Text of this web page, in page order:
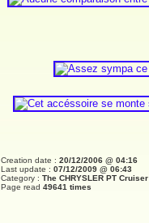
Creation date : 20/12/2006 @ 04:16
Last update : 07/12/2009 @ 06:43
Category : The CHRYSLER PT Cruiser
Page read 49641 times